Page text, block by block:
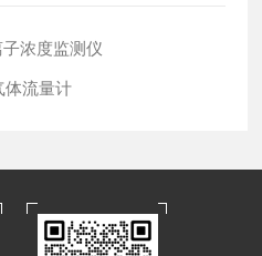
浓度监测仪
体流量计